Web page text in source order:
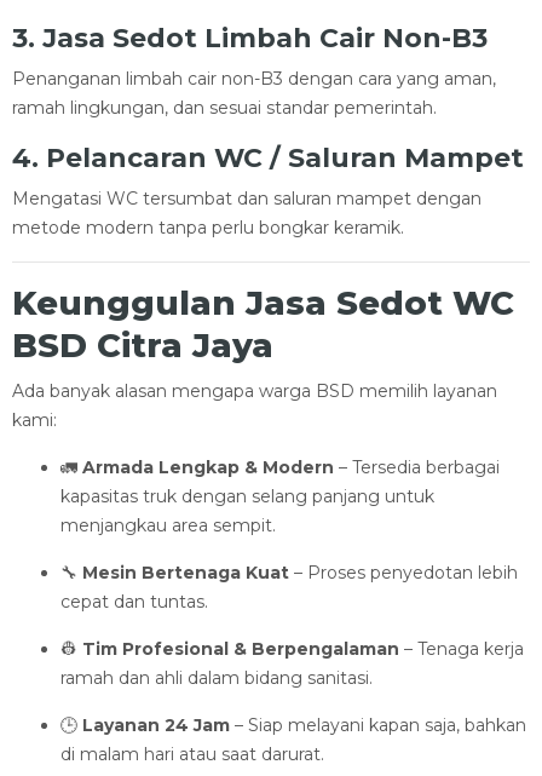
3. Jasa Sedot Limbah Cair Non-B3
Penanganan limbah cair non-B3 dengan cara yang aman,
ramah lingkungan, dan sesuai standar pemerintah.
4. Pelancaran WC / Saluran Mampet
Mengatasi WC tersumbat dan saluran mampet dengan
metode modern tanpa perlu bongkar keramik.
Keunggulan Jasa Sedot WC
BSD Citra Jaya
Ada banyak alasan mengapa warga BSD memilih layanan
kami:
🚛 Armada Lengkap & Modern – Tersedia berbagai
kapasitas truk dengan selang panjang untuk
menjangkau area sempit.
🔧 Mesin Bertenaga Kuat – Proses penyedotan lebih
cepat dan tuntas.
👷 Tim Profesional & Berpengalaman – Tenaga kerja
ramah dan ahli dalam bidang sanitasi.
🕒 Layanan 24 Jam – Siap melayani kapan saja, bahkan
di malam hari atau saat darurat.